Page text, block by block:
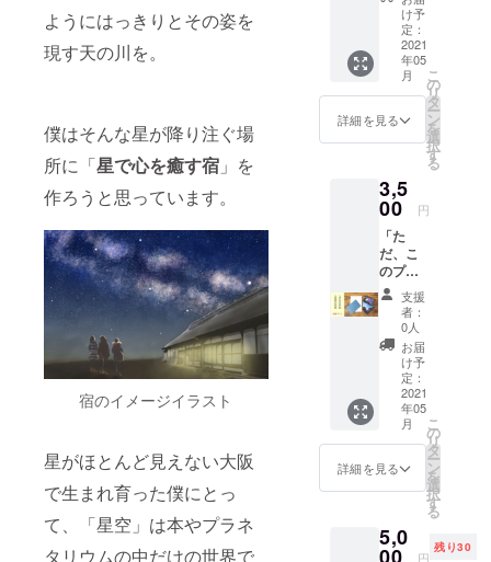
ようにはっきりとその姿を
現す天の川を。
僕はそんな星が降り注ぐ場
所に「星で心を癒す宿 」を
作ろうと思っています。
宿のイメージイラスト
星がほとんど見えない大阪
で生まれ育った僕にとっ
て、「星空」は本やプラネ
タリウムの中だけの世界で
そんな
方へ向
けたプ
ランで
す。 支
援金額
は支援
者さま
の際
に、任
意で上
乗せす
ること
が可能
です。
心を込
めたお
礼メー
ルと星
空の写
真(jpeg)
をお送
りしま
す。 <
内容>
の写真
(jpeg)
け予
定：
2021
年05
月
詳細を見る
こ
の
リ
タ
ー
ン
を
選
択
す
る
3,5
00 円
「た
だ、こ
のプロ
ジェク
トを応
援した
い！」
そんな
方へ向
けたプ
ランで
す。 支
援金額
は支援
者さま
の際
に、任
支援
者：
0人
お届
け予
定：
2021
年05
月
詳細を見る
こ
の
リ
タ
ー
ン
を
選
択
す
る
5,0
円
残り30